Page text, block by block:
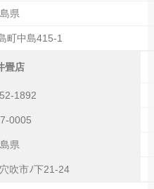
県
町中島415-1
畳店
1892
0005
県
吹市ﾉ下21-24